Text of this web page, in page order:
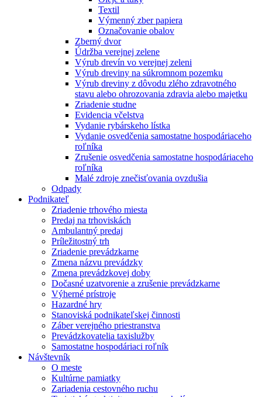
Textil
Výmenný zber papiera
Označovanie obalov
Zberný dvor
Údržba verejnej zelene
Výrub drevín vo verejnej zeleni
Výrub dreviny na súkromnom pozemku
Výrub dreviny z dôvodu zlého zdravotného
stavu alebo ohrozovania zdravia alebo majetku
Zriadenie studne
Evidencia včelstva
Vydanie rybárskeho lístka
Vydanie osvedčenia samostatne hospodáriaceho
roľníka
Zrušenie osvedčenia samostatne hospodáriaceho
roľníka
Malé zdroje znečisťovania ovzdušia
Odpady
Podnikateľ
Zriadenie trhového miesta
Predaj na trhoviskách
Ambulantný predaj
Príležitostný trh
Zriadenie prevádzkarne
Zmena názvu prevádzky
Zmena prevádzkovej doby
Dočasné uzatvorenie a zrušenie prevádzkarne
Výherné prístroje
Hazardné hry
Stanoviská podnikateľskej činnosti
Záber verejného priestranstva
Prevádzkovatelia taxislužby
Samostatne hospodáriaci roľník
Návštevník
O meste
Kultúrne pamiatky
Zariadenia cestovného ruchu